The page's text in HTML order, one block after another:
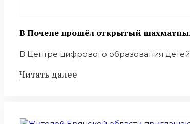
В Почепе прошёл открытый
В Центре цифрового образования
Читать далее